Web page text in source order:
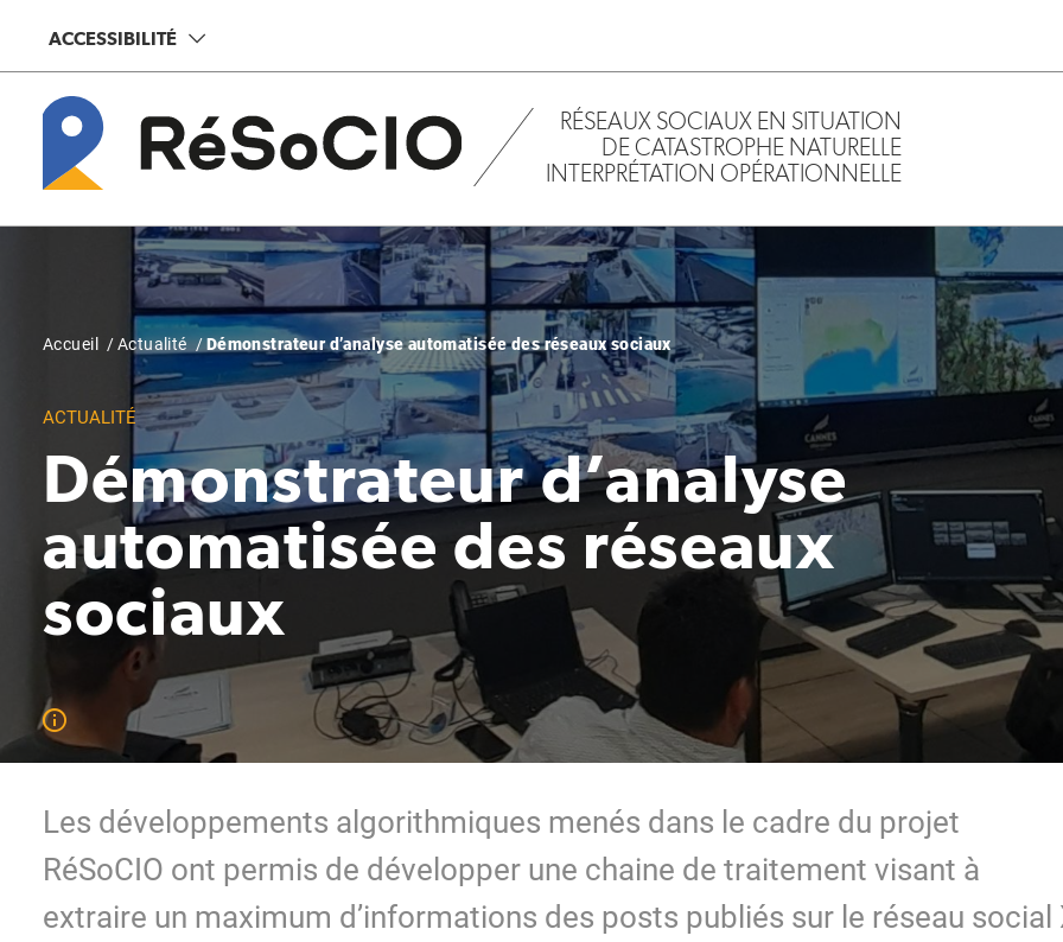
contenu
principal
ACCESSIBILITÉ
RÉSEAUX SOCIAUX EN SITUATION
DE CATASTROPHE NATURELLE
INTERPRÉTATION OPÉRATIONNELLE
Fil
Accueil Actualité Démonstrateur d’analyse automatisée des réseaux sociaux
ACTUALITÉ
Démonstrateur d’analyse
automatisée des réseaux
sociaux
Les développements algorithmiques menés dans le cadre du projet
RéSoCIO ont permis de développer une chaine de traitement visant à
extraire un maximum d’informations des posts publiés sur le réseau social